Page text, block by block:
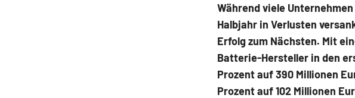
Während viele
Halbjahr in Verlusten
Erfolg zum Nächsten. Mit
Batterie-Hersteller in den
Prozent auf 390 Millionen
Prozent auf 102 Millionen